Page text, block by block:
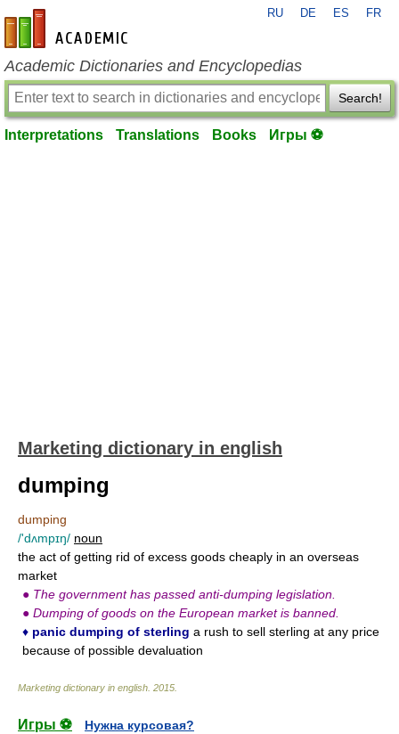
en-academic.com
RU DE ES FR
Academic Dictionaries and Encyclopedias
Search!
Interpretations Translations Books Игры ⚽
Marketing dictionary in english
dumping
dumping
/'dʌmpɪŋ/ noun
the act of getting rid of excess goods cheaply in an overseas
market
● The government has passed anti-dumping legislation.
● Dumping of goods on the European market is banned.
♦ panic dumping of sterling a rush to sell sterling at any price
because of possible devaluation
Marketing dictionary in english 2015
Игры ⚽
Нужна курсовая?